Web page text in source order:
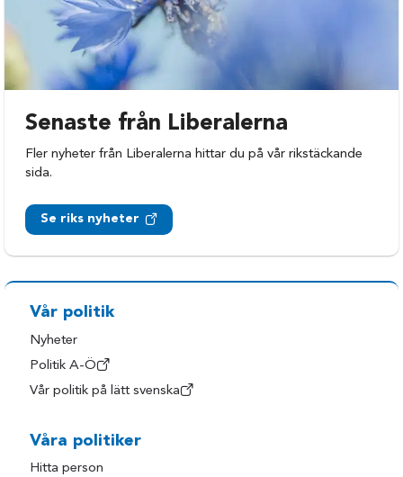
Senaste från Liberalerna
Fler nyheter från Liberalerna hittar du på vår rikstäckande
sida.
Se riks nyheter
Vår politik
Nyheter
Politik A-Ö
Vår politik på lätt svenska
Våra politiker
Hitta person